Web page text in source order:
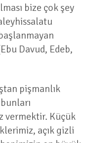
bize çok şey
Davud, Edeb,
pişmanlık
vermektir. Küçük
açık gizli